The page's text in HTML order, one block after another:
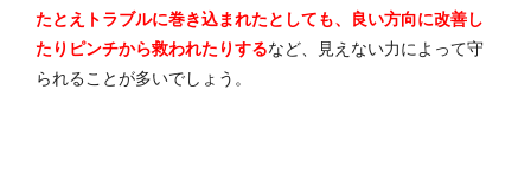
たとえトラブルに巻き込まれたとしても、良い方向に改善し
たりピンチから救われたりするなど、見えない力によって守
られることが多いでしょう。